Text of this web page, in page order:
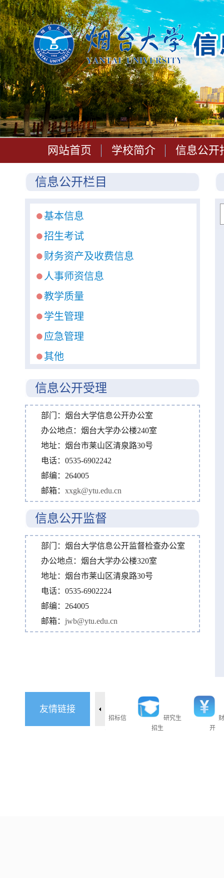
网站首页 学校简介 信息公开
信息公开栏目
基本信息
招生考试
财务资产及收费信息
人事师资信息
教学质量
学生管理
应急管理
其他
信息公开受理
部门：烟台大学信息公开办公室
办公地点：烟台大学办公楼240室
地址：烟台市莱山区清泉路30号
电话：0535-6902242
邮编：264005
邮箱： xxgk@ytu.edu.cn
信息公开监督
部门：烟台大学信息公开监督检查办公室
办公地点：烟台大学办公楼320室
地址：烟台市莱山区清泉路30号
电话：0535-6902224
邮编：264005
邮箱： jwb@ytu.edu.cn
友情链接
息
招标信
研究生
招生
开